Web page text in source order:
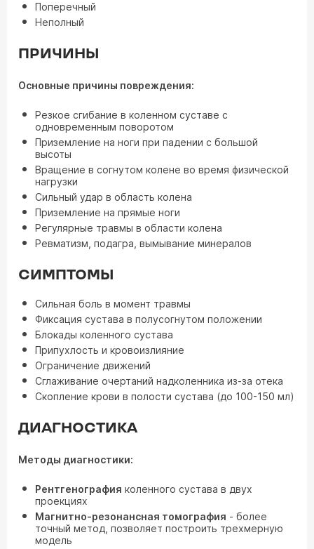
Поперечный
Неполный
ПРИЧИНЫ
Основные причины повреждения:
Резкое сгибание в коленном суставе с
одновременным поворотом
Приземление на ноги при падении с большой
высоты
Вращение в согнутом колене во время физической
нагрузки
Сильный удар в область колена
Приземление на прямые ноги
Регулярные травмы в области колена
Ревматизм, подагра, вымывание минералов
СИМПТОМЫ
Сильная боль в момент травмы
Фиксация сустава в полусогнутом положении
Блокады коленного сустава
Припухлость и кровоизлияние
Ограничение движений
Сглаживание очертаний надколенника из-за отека
Скопление крови в полости сустава (до 100-150 мл)
ДИАГНОСТИКА
Методы диагностики:
Рентгенография коленного сустава в двух
проекциях
Магнитно-резонансная томография - более
точный метод, позволяет построить трехмерную
модель